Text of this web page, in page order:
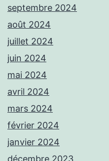
septembre 2024
août 2024
juillet 2024
juin 2024
mai 2024
avril 2024
mars 2024
février 2024
janvier 2024
décembre 2023